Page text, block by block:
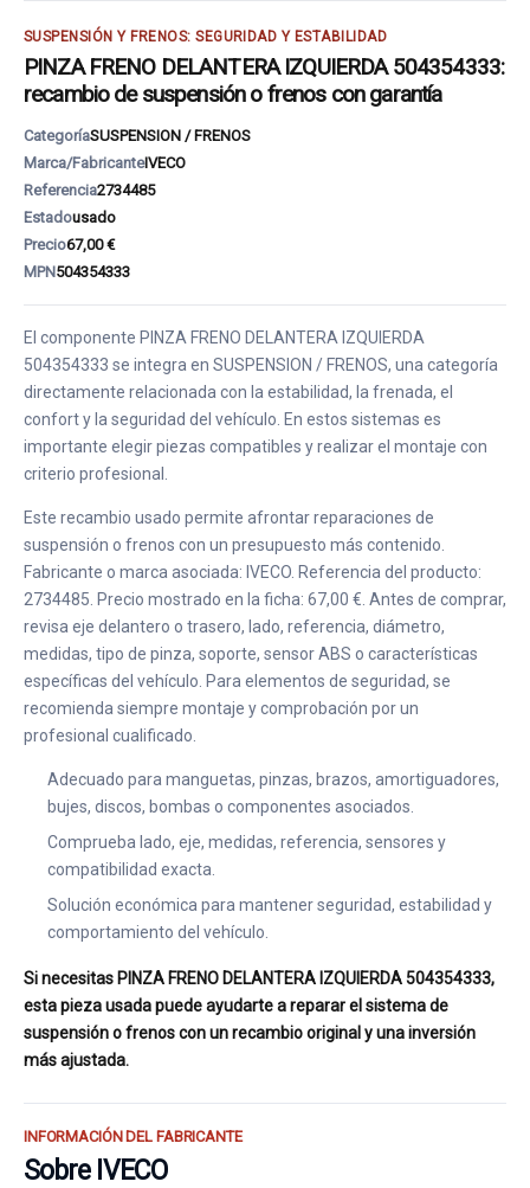
SUSPENSIÓN Y FRENOS: SEGURIDAD Y ESTABILIDAD
PINZA FRENO DELANTERA IZQUIERDA 504354333:
recambio de suspensión o frenos con garantía
CategoríaSUSPENSION / FRENOS
Marca/FabricanteIVECO
Referencia2734485
Estadousado
Precio67,00 €
MPN504354333
El componente PINZA FRENO DELANTERA IZQUIERDA
504354333 se integra en SUSPENSION / FRENOS, una categoría
directamente relacionada con la estabilidad, la frenada, el
confort y la seguridad del vehículo. En estos sistemas es
importante elegir piezas compatibles y realizar el montaje con
criterio profesional.
Este recambio usado permite afrontar reparaciones de
suspensión o frenos con un presupuesto más contenido.
Fabricante o marca asociada: IVECO. Referencia del producto:
2734485. Precio mostrado en la ficha: 67,00 €. Antes de comprar,
revisa eje delantero o trasero, lado, referencia, diámetro,
medidas, tipo de pinza, soporte, sensor ABS o características
específicas del vehículo. Para elementos de seguridad, se
recomienda siempre montaje y comprobación por un
profesional cualificado.
Adecuado para manguetas, pinzas, brazos, amortiguadores,
bujes, discos, bombas o componentes asociados.
Comprueba lado, eje, medidas, referencia, sensores y
compatibilidad exacta.
Solución económica para mantener seguridad, estabilidad y
comportamiento del vehículo.
Si necesitas PINZA FRENO DELANTERA IZQUIERDA 504354333,
esta pieza usada puede ayudarte a reparar el sistema de
suspensión o frenos con un recambio original y una inversión
más ajustada.
INFORMACIÓN DEL FABRICANTE
Sobre IVECO